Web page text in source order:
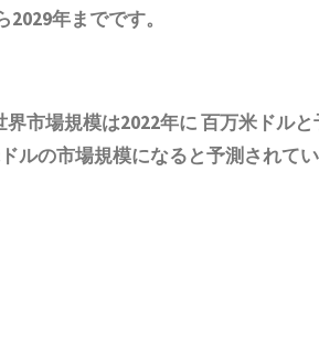
年までです。
界市場規模は2022年に 百万米ドルと
ルの市場規模になると予測されてい